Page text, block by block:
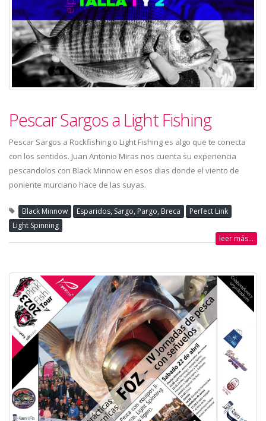
Pescar Sargos a Light Fishing
Pescar Sargos a Rockfishing o Light Fishing es algo que te conecta
con los sentidos. Juan Antonio Miras nos cuenta su experiencia
pescandolos con Black Minnow en esos dias donde el viento de
poniente murciano hace de las suyas.
Black Minnow Esparidos, Sargo, Pargo, Breca
Perfect Link
Light Spinning
leer más...